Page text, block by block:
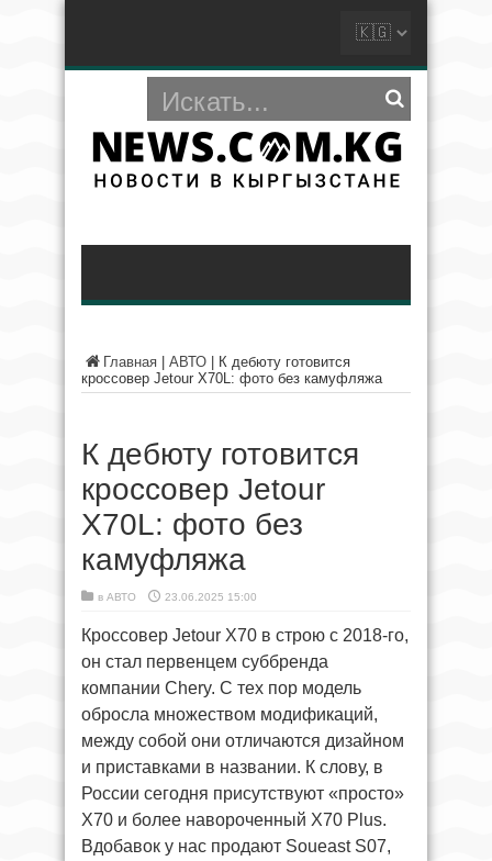
Главная АВТО
К дебюту готовится
кроссовер Jetour X70L: фото без камуфляжа
К дебюту готовится
кроссовер Jetour
X70L: фото без
камуфляжа
в АВТО 23.06.2025 15:00
Кроссовер Jetour X70 в строю с 2018-го,
он стал первенцем суббренда
компании Chery. С тех пор модель
обросла множеством модификаций,
между собой они отличаются дизайном
и приставками в названии. К слову, в
России сегодня присутствуют «просто»
X70 и более навороченный X70 Plus.
Вдобавок у нас продают Soueast S07,